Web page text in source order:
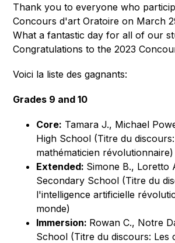
Thank you to everyone who
Concours d'art Oratoire on March
What a fantastic day for all of our
Congratulations to the 2023
Voici la liste des gagnants:
Grades 9 and 10
Core: Tamara J., Michael
High School (Titre du
mathématicien révolutionnaire)
Extended: Simone B., Loretto
Secondary School (Titre du
l'intelligence artificielle
monde)
Immersion: Rowan C., Notre
School (Titre du discours: Les